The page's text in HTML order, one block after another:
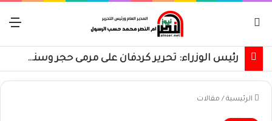
رئيس الوزراء: تحرير كردفان على مرمى حجر وسنسترد كل شبر
الرئيسية / مقالات